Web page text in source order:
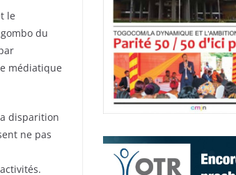
le
du
médiatique
disparition
ne pas